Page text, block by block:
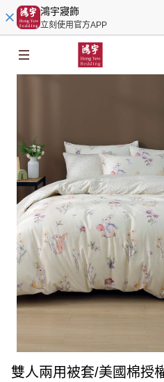
鴻宇寢飾
立刻使用官方APP
雙人兩用被套/美國棉授